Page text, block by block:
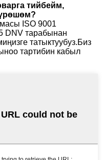
тийбейм,
ISO 9001
DNV тарабынан
татыктуубуз.Биз
тартибин кабыл